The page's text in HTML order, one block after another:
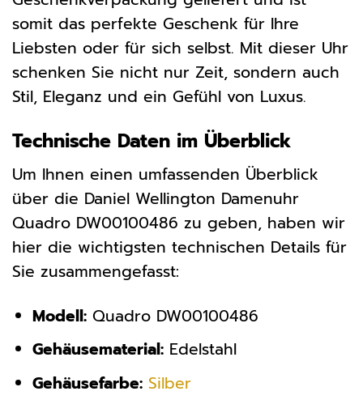
somit das perfekte Geschenk für Ihre
Liebsten oder für sich selbst. Mit dieser Uhr
schenken Sie nicht nur Zeit, sondern auch
Stil, Eleganz und ein Gefühl von Luxus.
Technische Daten im Überblick
Um Ihnen einen umfassenden Überblick
über die Daniel Wellington Damenuhr
Quadro DW00100486 zu geben, haben wir
hier die wichtigsten technischen Details für
Sie zusammengefasst:
Modell:Quadro DW00100486
Gehäusematerial:Edelstahl
Gehäusefarbe: Silber